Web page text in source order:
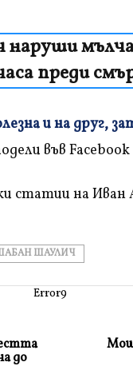
преди
и на друг,
статии на Иван
ШАУЛИЧ
Error9
до